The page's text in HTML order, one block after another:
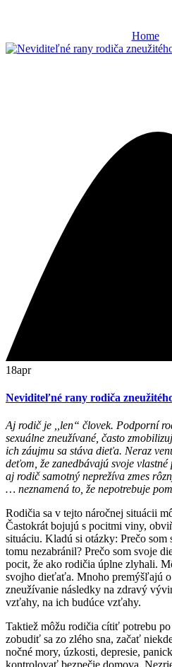
Home
18apr
Neviditeľné rany rodiča
Aj rodič je ,,len“ človek. Podporní
sexuálne zneužívané, často
ich záujmu sa stáva dieťa. Neraz
deťom, že zanedbávajú svoje vlastné
aj rodič samotný neprežíva zmes
… neznamená to, že nepotrebuje
Rodičia sa v tejto náročnej situácii
Častokrát bojujú s pocitmi viny,
situáciu. Kladú si otázky: Prečo som
tomu nezabránil? Prečo som svoje
pocit, že ako rodičia úplne zlyhali.
svojho dieťaťa. Mnoho premýšľajú
zneužívanie následky na zdravý
vzťahy, na ich budúce vzťahy.
Taktiež môžu rodičia cítiť potrebu
zobudiť sa zo zlého sna, začať
nočné mory, úzkosti, depresie,